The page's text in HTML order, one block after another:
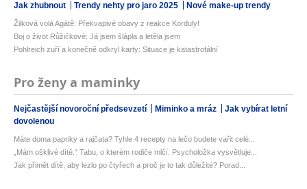
Jak zhubnout Trendy nehty pro jaro 2025 Nové make-up trendy
Žilková volá Agátě: Překvapivé obavy z reakce Korduly!
Boj o život Růžičkové: Já jsem šlápla a letěla jsem
Pohlreich zuří a konečně odkryl karty: Situace je katastrofální
Pro ženy a maminky
Nejčastější novoroční předsevzetí Miminko a mráz
Jak vybírat letní
dovolenou
Máte doma papriky a rajčata? Tyhle 4 recepty na lečo budete vařit celé...
„Mám ošklivé dítě.“ Tabu, o kterém rodiče mlčí. Psycholožka vysvětluje...
Jak přimět dítě, aby lezlo po čtyřech a proč je to tak důležité? Porad...